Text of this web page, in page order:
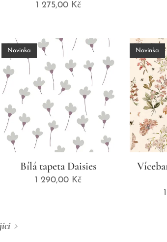
1 275,00Kč
Bílá tapeta Daisies
Novinka
1 290,00 Kč
Novinka